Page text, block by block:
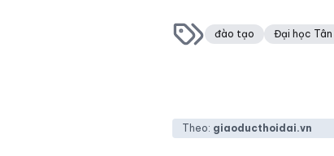
đào tạo Đại học Tân
Theo: giaoducthoidai.vn